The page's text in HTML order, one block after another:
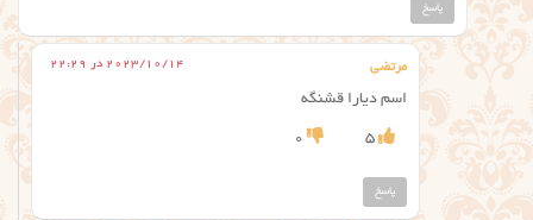
پاسخ
مرتضی 2023/10/14 در 22:29
اسم دیارا قشنگه
5
0
پاسخ